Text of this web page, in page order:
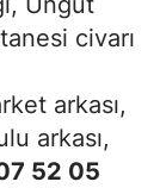
civarı
arkası,
arkası,
52 05